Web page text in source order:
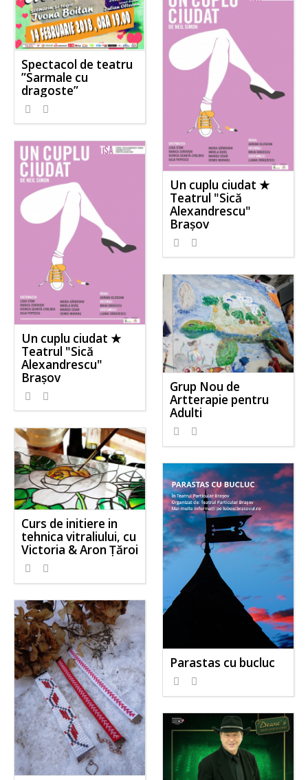
Spectacol de teatru
”Sarmale cu
dragoste”
Un cuplu ciudat ★
Teatrul "Sică
Alexandrescu"
Brașov
Un cuplu ciudat ★
Teatrul "Sică
Alexandrescu"
Brașov
Grup Nou de
Artterapie pentru
Adulti
Curs de initiere in
tehnica vitraliului, cu
Victoria & Aron Țăroi
Parastas cu bucluc